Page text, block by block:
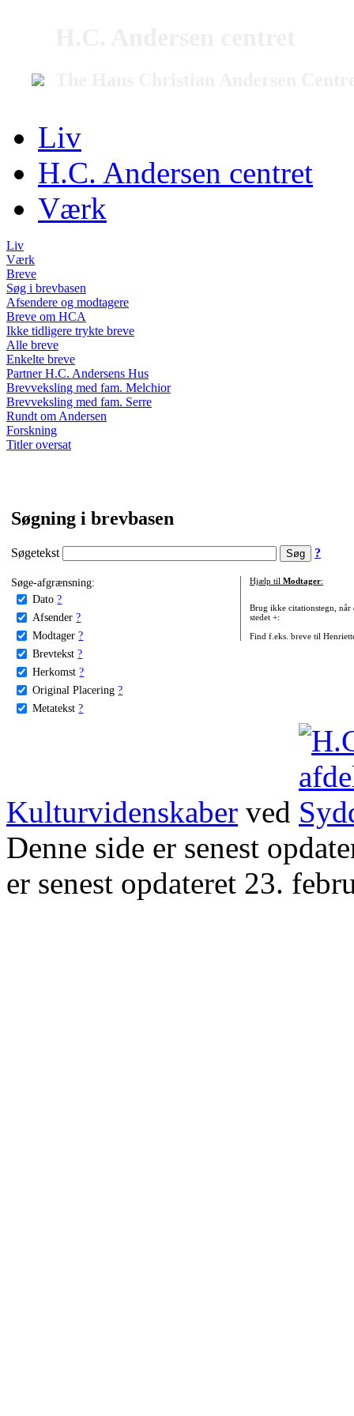
Liv
H.C. Andersen centret
Værk
Liv
Værk
Breve
Søg i brevbasen
Afsendere og modtagere
Breve om HCA
Ikke tidligere trykte breve
Alle breve
Enkelte breve
Partner H.C. Andersens Hus
Brevveksling med fam. Melchior
Brevveksling med fam. Serre
Rundt om Andersen
Forskning
Titler oversat
Søgning i brevbasen
Søgetekst ?
Søge-afgrænsning:
Dato ?
Afsender ?
Modtager ?
Brevtekst ?
Herkomst ?
Original Placering ?
Metatekst ?
Hjælp til Modtager:
Brug ikke citationstegn, når
stedet +:
Find f.eks. breve til
Kulturvidenskaber ved
Denne side er senest
er senest opdateret 23.